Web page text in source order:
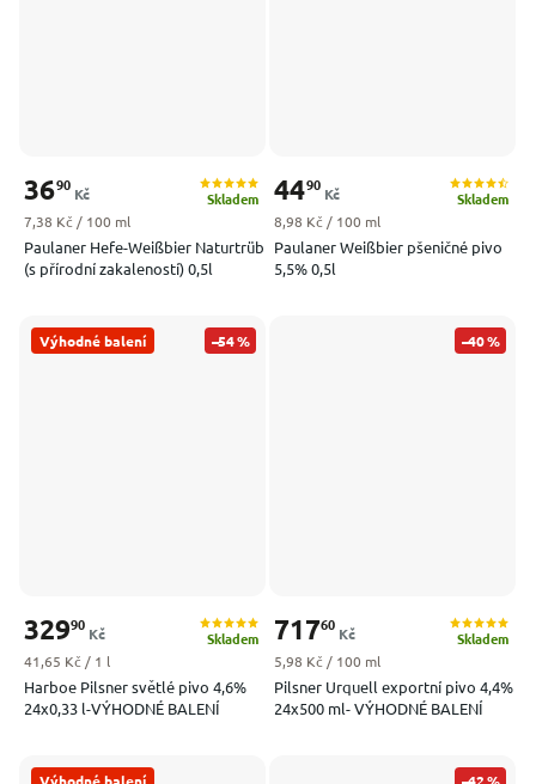
Paulaner Hefe-Weißbier Naturtrüb
(s přírodní zakaleností) 0,5l
Skladem
3690
Kč
Měrná cena:
7,38 Kč / 100 ml
Paulaner Weißbier pšeničné pivo
5,5% 0,5l
Skladem
4490
Kč
Měrná cena:
8,98 Kč / 100 ml
Výhodné balení –54 %
Harboe Pilsner světlé pivo 4,6%
24x0,33 l-VÝHODNÉ BALENÍ
Skladem
32990
Kč
Měrná cena:
41,65 Kč / 1 l
–40 %
Pilsner Urquell exportní pivo 4,4%
24x500 ml- VÝHODNÉ BALENÍ
Skladem
71760
Kč
Měrná cena:
5,98 Kč / 100 ml